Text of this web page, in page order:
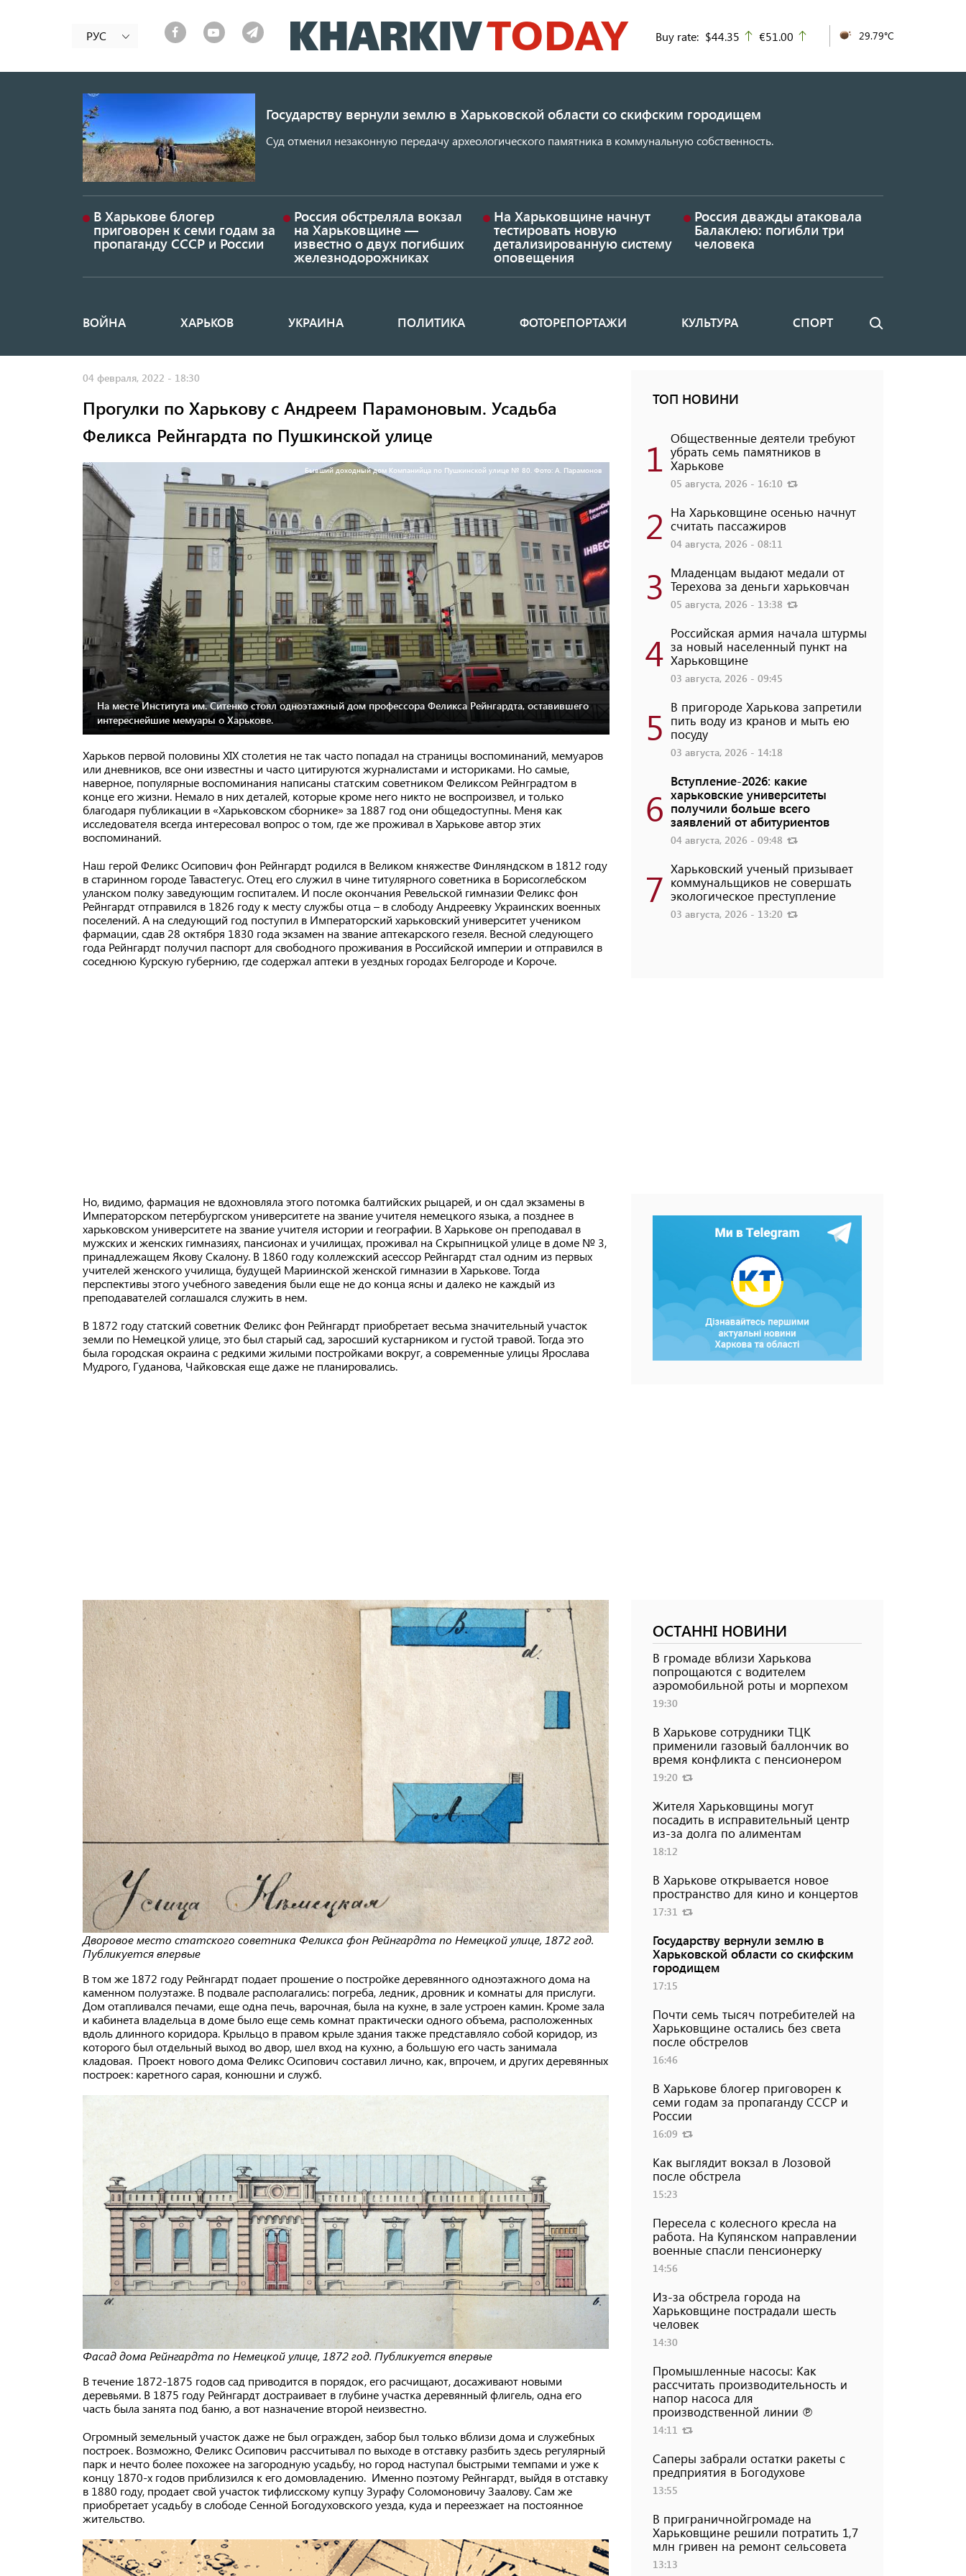
к
основному
РУС Buy rate: $44.35 up
€51.00 29.79°C
Государству вернули землю в Харьковской области со скифским городищем
Суд отменил незаконную передачу археологического памятника в коммунальную собственность.
В Харькове блогер
приговорен к семи годам за
пропаганду СССР и России
Россия обстреляла вокзал
на Харьковщине —
известно о двух погибших
железнодорожниках
На Харьковщине начнут
тестировать новую
детализированную систему
оповещения
Россия дважды атаковала
Балаклею: погибли три
человека
Основная
ВОЙНА ХАРЬКОВ УКРАИНА ПОЛИТИКА ФОТОРЕПОРТАЖИ КУЛЬТУРА СПОРТ Поиск
04 февраля, 2022 - 18:30
Прогулки по Харькову с Андреем Парамоновым. Усадьба
Феликса Рейнгардта по Пушкинской улице
Бывший доходный дом Компанийца по Пушкинской улице № 80. Фото: А. Парамонов
На месте Института им. Ситенко стоял одноэтажный дом профессора Феликса Рейнгардта, оставившего
интереснейшие мемуары о Харькове.
Харьков первой половины XIX столетия не так часто попадал на страницы воспоминаний, мемуаров
или дневников, все они известны и часто цитируются журналистами и историками. Но самые,
наверное, популярные воспоминания написаны статским советником Феликсом Рейнградтом в
конце его жизни. Немало в них деталей, которые кроме него никто не воспроизвел, и только
благодаря публикации в «Харьковском сборнике» за 1887 год они общедоступны. Меня как
исследователя всегда интересовал вопрос о том, где же проживал в Харькове автор этих
воспоминаний.
Наш герой Феликс Осипович фон Рейнгардт родился в Великом княжестве Финляндском в 1812 году
в старинном городе Тавастегус. Отец его служил в чине титулярного советника в Борисоглебском
уланском полку заведующим госпиталем. И после окончания Ревельской гимназии Феликс фон
Рейнгардт отправился в 1826 году к месту службы отца – в слободу Андреевку Украинских военных
поселений. А на следующий год поступил в Императорский харьковский университет учеником
фармации, сдав 28 октября 1830 года экзамен на звание аптекарского гезеля. Весной следующего
года Рейнгардт получил паспорт для свободного проживания в Российской империи и отправился в
соседнюю Курскую губернию, где содержал аптеки в уездных городах Белгороде и Короче.
Но, видимо, фармация не вдохновляла этого потомка балтийских рыцарей, и он сдал экзамены в
Императорском петербургском университете на звание учителя немецкого языка, а позднее в
харьковском университете на звание учителя истории и географии. В Харькове он преподавал в
мужских и женских гимназиях, пансионах и училищах, проживал на Скрыпницкой улице в доме № 3,
принадлежащем Якову Скалону. В 1860 году коллежский асессор Рейнгардт стал одним из первых
учителей женского училища, будущей Мариинской женской гимназии в Харькове. Тогда
перспективы этого учебного заведения были еще не до конца ясны и далеко не каждый из
преподавателей соглашался служить в нем.
В 1872 году статский советник Феликс фон Рейнгардт приобретает весьма значительный участок
земли по Немецкой улице, это был старый сад, заросший кустарником и густой травой. Тогда это
была городская окраина с редкими жилыми постройками вокруг, а современные улицы Ярослава
Мудрого, Гуданова, Чайковская еще даже не планировались.
Дворовое место статского советника Феликса фон Рейнгардта по Немецкой улице, 1872 год.
Публикуется впервые
В том же 1872 году Рейнгардт подает прошение о постройке деревянного одноэтажного дома на
каменном полуэтаже. В подвале располагались: погреба, ледник, дровник и комнаты для прислуги.
Дом отапливался печами, еще одна печь, варочная, была на кухне, в зале устроен камин. Кроме зала
и кабинета владельца в доме было еще семь комнат практически одного объема, расположенных
вдоль длинного коридора. Крыльцо в правом крыле здания также представляло собой коридор, из
которого был отдельный выход во двор, шел вход на кухню, а большую его часть занимала
кладовая. Проект нового дома Феликс Осипович составил лично, как, впрочем, и других деревянных
построек: каретного сарая, конюшни и служб.
Фасад дома Рейнгардта по Немецкой улице, 1872 год. Публикуется впервые
В течение 1872-1875 годов сад приводится в порядок, его расчищают, досаживают новыми
деревьями. В 1875 году Рейнгардт достраивает в глубине участка деревянный флигель, одна его
часть была занята под баню, а вот назначение второй неизвестно.
Огромный земельный участок даже не был огражден, забор был только вблизи дома и служебных
построек. Возможно, Феликс Осипович рассчитывал по выходе в отставку разбить здесь регулярный
парк и нечто более похожее на загородную усадьбу, но город наступал быстрыми темпами и уже к
концу 1870-х годов приблизился к его домовладению. Именно поэтому Рейнгардт, выйдя в отставку
в 1880 году, продает свой участок тифлисскому купцу Зурафу Соломоновичу Заалову. Сам же
приобретает усадьбу в слободе Сенной Богодуховского уезда, куда и переезжает на постоянное
жительство.
ТОП НОВИНИ
1 Общественные деятели требуют
убрать семь памятников в
Харькове
05 августа, 2026 - 16:10
2 На Харьковщине осенью начнут
считать пассажиров
04 августа, 2026 - 08:11
3 Младенцам выдают медали от
Терехова за деньги харьковчан
05 августа, 2026 - 13:38
4 Российская армия начала штурмы
за новый населенный пункт на
Харьковщине
03 августа, 2026 - 09:45
5 В пригороде Харькова запретили
пить воду из кранов и мыть ею
посуду
03 августа, 2026 - 14:18
6
Вступление-2026: какие
харьковские университеты
получили больше всего
заявлений от абитуриентов
04 августа, 2026 - 09:48
7 Харьковский ученый призывает
коммунальщиков не совершать
экологическое преступление
03 августа, 2026 - 13:20
ОСТАННІ НОВИНИ
В громаде вблизи Харькова
попрощаются с водителем
аэромобильной роты и морпехом
19:30
В Харькове сотрудники ТЦК
применили газовый баллончик во
время конфликта с пенсионером
19:20
Жителя Харьковщины могут
посадить в исправительный центр
из-за долга по алиментам
18:12
В Харькове открывается новое
пространство для кино и концертов
17:31
Государству вернули землю в
Харьковской области со скифским
городищем
17:15
Почти семь тысяч потребителей на
Харьковщине остались без света
после обстрелов
16:46
В Харькове блогер приговорен к
семи годам за пропаганду СССР и
России
16:09
Как выглядит вокзал в Лозовой
после обстрела
15:23
Пересела с колесного кресла на
работа. На Купянском направлении
военные спасли пенсионерку
14:56
Из-за обстрела города на
Харьковщине пострадали шесть
человек
14:30
Промышленные насосы: Как
рассчитать производительность и
напор насоса для
производственной линии ℗
14:11
Саперы забрали остатки ракеты с
предприятия в Богодухове
13:55
В приграничнойгромаде на
Харьковщине решили потратить 1,7
млн ​​гривен на ремонт сельсовета
13:13